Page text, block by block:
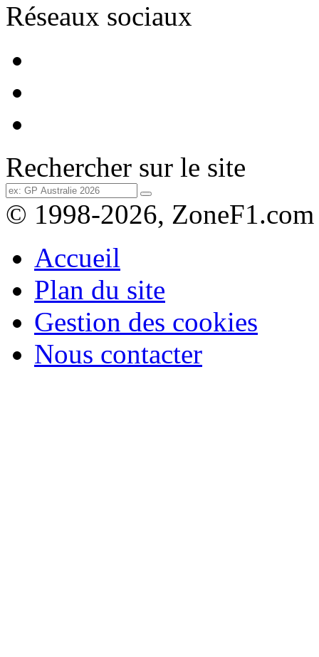
Réseaux sociaux
Rechercher sur le site
© 1998-2026, ZoneF1.com
Accueil
Plan du site
Gestion des cookies
Nous contacter